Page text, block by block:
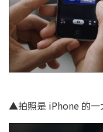
▲拍照是 iPhone 的一